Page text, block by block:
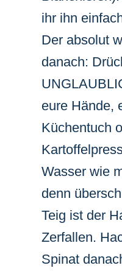
ihr ihn
Der absolut
danach:
eure Hände,
Küchentuch
Wasser wie
denn
Teig ist der
Zerfallen.
Spinat